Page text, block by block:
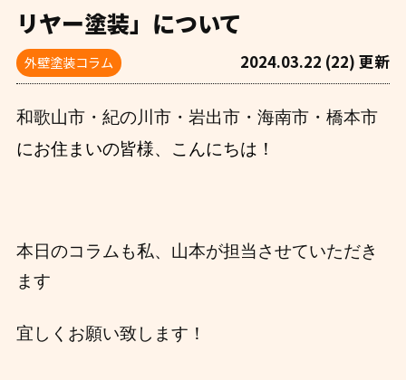
リヤー塗装」について ️ ️
外壁塗装コラム 2024.03.22 (22) 更新
和歌山市・紀の川市・岩出市・海南市・橋本市
にお住まいの皆様、こんにちは！
本日のコラムも私、山本が担当させていただき
ます
宜しくお願い致します！